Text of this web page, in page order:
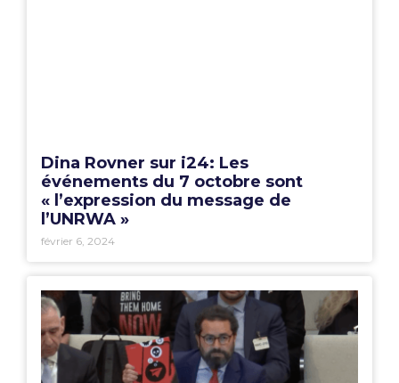
Dina Rovner sur i24: Les
événements du 7 octobre sont
« l’expression du message de
l’UNRWA »
février 6, 2024